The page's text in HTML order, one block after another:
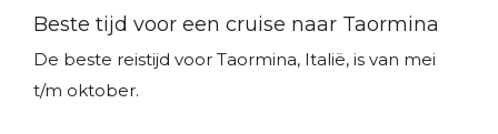
Beste tijd voor een cruise naar Taormina
De beste reistijd voor Taormina, Italië, is van mei
t/m oktober.